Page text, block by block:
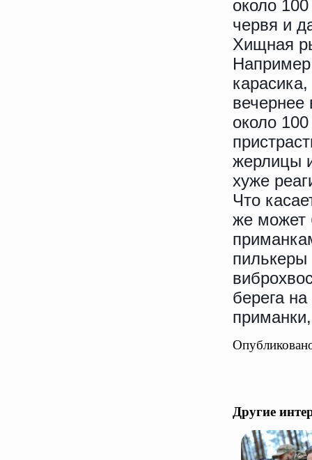
около
червя и
Хищная
вечернее
около
жерлицы
хуже
Что
же может
пилькеры
берега
Другие